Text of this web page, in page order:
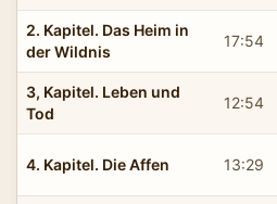
2. Kapitel. Das Heim in
der Wildnis
17:54
3, Kapitel. Leben und
Tod
12:54
4. Kapitel. Die Affen 13:29